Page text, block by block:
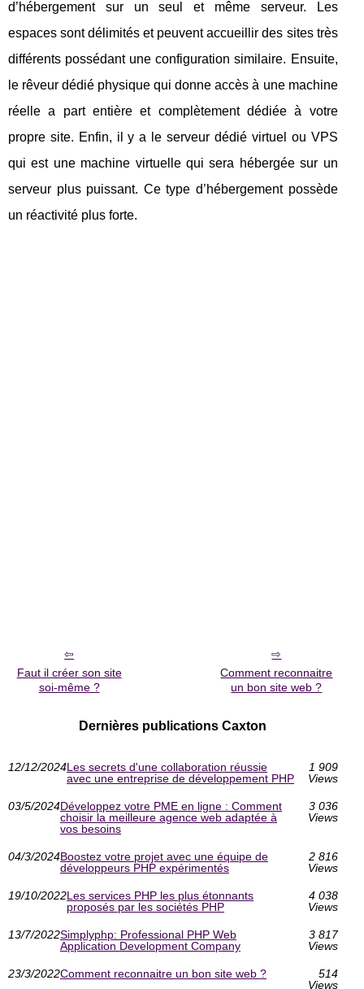
d’hébergement sur un seul et même serveur. Les
espaces sont délimités et peuvent accueillir des sites très
différents possédant une configuration similaire. Ensuite,
le rêveur dédié physique qui donne accès à une machine
réelle a part entière et complètement dédiée à votre
propre site. Enfin, il y a le serveur dédié virtuel ou VPS
qui est une machine virtuelle qui sera hébergée sur un
serveur plus puissant. Ce type d’hébergement possède
un réactivité plus forte.
Faut il créer son site
soi-même ?
Comment reconnaitre
un bon site web ?
Dernières publications Caxton
12/12/2024Les secrets d'une collaboration réussie
avec une entreprise de développement PHP
1 909
Views
03/5/2024Développez votre PME en ligne : Comment
choisir la meilleure agence web adaptée à
vos besoins
3 036
Views
04/3/2024Boostez votre projet avec une équipe de
développeurs PHP expérimentés
2 816
Views
19/10/2022Les services PHP les plus étonnants
proposés par les sociétés PHP
4 038
Views
13/7/2022Simplyphp: Professional PHP Web
Application Development Company
3 817
Views
23/3/2022Comment reconnaitre un bon site web ?
514
Views